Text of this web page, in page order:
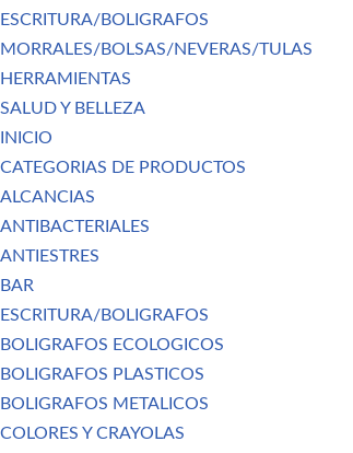
ESCRITURA/BOLIGRAFOS
MORRALES/BOLSAS/NEVERAS/TULAS
HERRAMIENTAS
SALUD Y BELLEZA
INICIO
CATEGORIAS DE PRODUCTOS
ALCANCIAS
ANTIBACTERIALES
ANTIESTRES
BAR
ESCRITURA/BOLIGRAFOS
BOLIGRAFOS ECOLOGICOS
BOLIGRAFOS PLASTICOS
BOLIGRAFOS METALICOS
COLORES Y CRAYOLAS